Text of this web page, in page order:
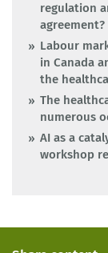
regulation
agreement?
Labour
in Canada
the
The
numerous
AI as a
workshop